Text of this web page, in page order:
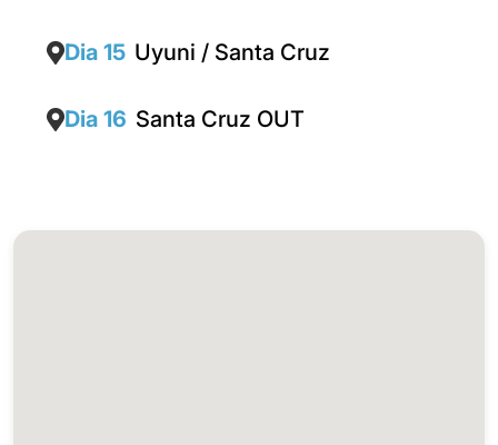
Dia 15 Uyuni / Santa Cruz
Dia 16 Santa Cruz OUT